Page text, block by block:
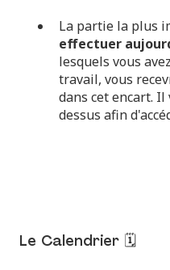
La partie la plus
effectuer
lesquels vous
travail, vous
dans cet encart.
dessus afin
Le Calendrier 🗓️